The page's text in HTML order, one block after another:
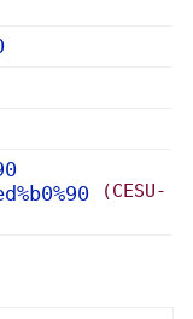
(CESU-